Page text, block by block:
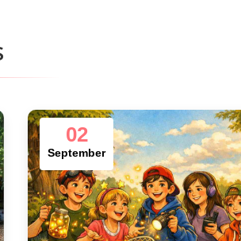
02
September